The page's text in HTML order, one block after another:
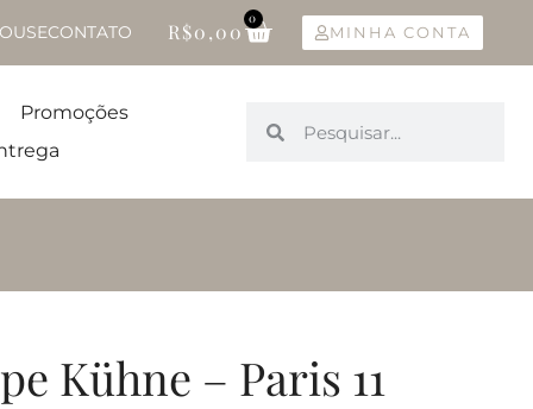
CONTATO R$0,00
0
MINHA CONTA
Promoções
Kühne – Paris 11